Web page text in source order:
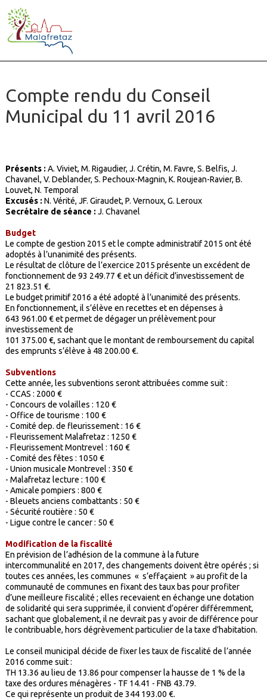
Compte rendu du Conseil
Municipal du 11 avril 2016
Présents : A. Viviet, M. Rigaudier, J. Crétin, M. Favre, S. Belfis, J.
Chavanel, V. Deblander, S. Pechoux-Magnin, K. Roujean-Ravier, B.
Louvet, N. Temporal
Excusés : N. Vérité, JF. Giraudet, P. Vernoux, G. Leroux
Secrétaire de séance : J. Chavanel
Budget
Le compte de gestion 2015 et le compte administratif 2015 ont été
adoptés à l’unanimité des présents.
Le résultat de clôture de l’exercice 2015 présente un excédent de
fonctionnement de 93 249.77 € et un déficit d’investissement de
21 823.51 €.
Le budget primitif 2016 a été adopté à l’unanimité des présents.
En fonctionnement, il s’élève en recettes et en dépenses à
643 961.00 € et permet de dégager un prélèvement pour
investissement de
101 375.00 €, sachant que le montant de remboursement du capital
des emprunts s’élève à 48 200.00 €.
Subventions
Cette année, les subventions seront attribuées comme suit :
- CCAS : 2000 €
- Concours de volailles : 120 €
- Office de tourisme : 100 €
- Comité dep. de fleurissement : 16 €
- Fleurissement Malafretaz : 1250 €
- Fleurissement Montrevel : 160 €
- Comité des fêtes : 1050 €
- Union musicale Montrevel : 350 €
- Malafretaz lecture : 100 €
- Amicale pompiers : 800 €
- Bleuets anciens combattants : 50 €
- Sécurité routière : 50 €
- Ligue contre le cancer : 50 €
Modification de la fiscalité
En prévision de l’adhésion de la commune à la future
intercommunalité en 2017, des changements doivent être opérés ; si
toutes ces années, les communes « s’effaçaient » au profit de la
communauté de communes en fixant des taux bas pour profiter
d’une meilleure fiscalité ; elles recevaient en échange une dotation
de solidarité qui sera supprimée, il convient d’opérer différemment,
sachant que globalement, il ne devrait pas y avoir de différence pour
le contribuable, hors dégrèvement particulier de la taxe d’habitation.
Le conseil municipal décide de fixer les taux de fiscalité de l’année
2016 comme suit :
TH 13.36 au lieu de 13.86 pour compenser la hausse de 1 % de la
taxe des ordures ménagères - TF 14.41 - FNB 43.79.
Ce qui représente un produit de 344 193.00 €.